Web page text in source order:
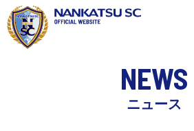
NEWS
ニュース